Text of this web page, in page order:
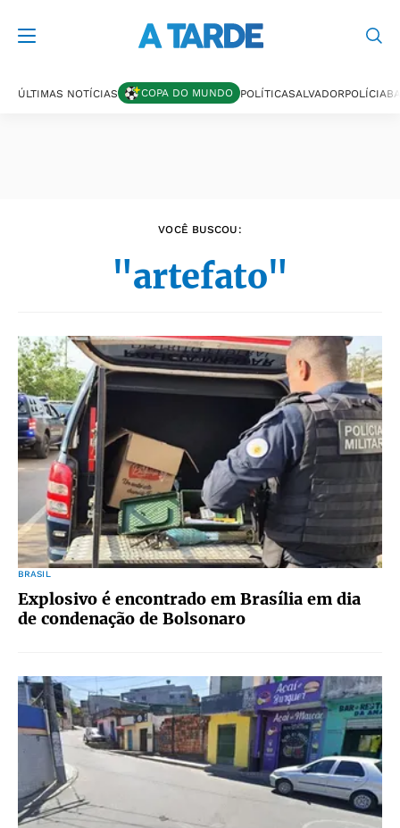
ÚLTIMAS NOTÍCIAS COPA DO MUNDO POLÍTICASALVADORPOLÍCIA
VOCÊ BUSCOU:
"artefato"
BRASIL
Explosivo é encontrado em Brasília em dia
de condenação de Bolsonaro